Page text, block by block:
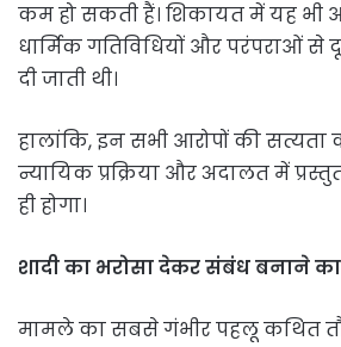
कम हो सकती हैं। शिकायत में यह भी
धार्मिक गतिविधियों और परंपराओं से
दी जाती थी।
हालांकि, इन सभी आरोपों की सत्यता
न्यायिक प्रक्रिया और अदालत में
ही होगा।
शादी का भरोसा देकर संबंध बनाने
मामले का सबसे गंभीर पहलू कथित